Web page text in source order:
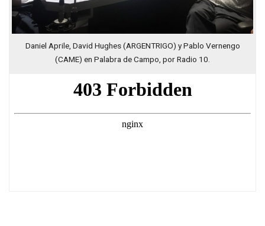
Daniel Aprile, David Hughes (ARGENTRIGO) y Pablo Vernengo
(CAME) en Palabra de Campo, por Radio 10.